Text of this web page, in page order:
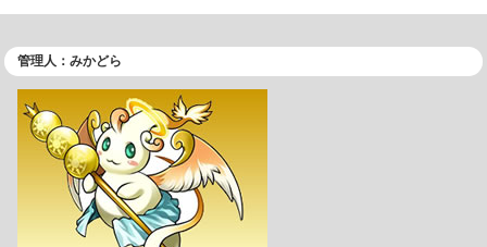
管理人：みかどら